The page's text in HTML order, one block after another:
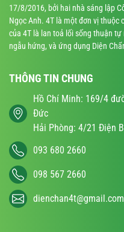
17/8/2016, bởi hai nhà sáng lập
Ngọc Anh. 4T là một đơn vị thuộc
của 4T là lan toả lối sống thuận
ngẫu hứng, và ứng dụng Diện
THÔNG TIN CHUNG
Hồ Chí Minh: 169/4
Đức
Hải Phòng: 4/21 Điện
093 680 2660
098 567 2660
dienchan4t@gmail.com